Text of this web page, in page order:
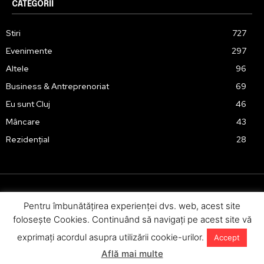
CATEGORII
Stiri
727
Evenimente
297
Altele
96
Business & Antreprenoriat
69
Eu sunt Cluj
46
Mâncare
43
Rezidențial
28
Urmărește-ne în social media:
Pentru îmbunătăţirea experienţei dvs. web, acest site
foloseşte Cookies. Continuând să navigaţi pe acest site vă
exprimaţi acordul asupra utilizării cookie-urilor.
Accept
Află mai multe